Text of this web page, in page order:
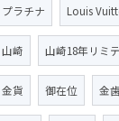
プラチナ Louis
山崎 山崎18年リミ
金貨 御在位 金